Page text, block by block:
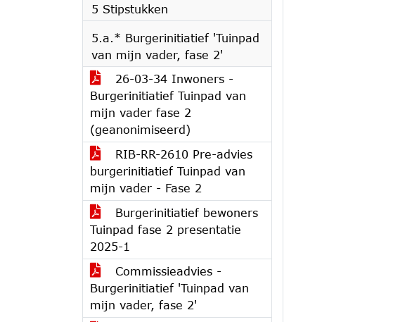
5 Stipstukken
5.a.* Burgerinitiatief 'Tuinpad
van mijn vader, fase 2'
26-03-34 Inwoners -
Burgerinitiatief Tuinpad van
mijn vader fase 2
(geanonimiseerd)
RIB-RR-2610 Pre-advies
burgerinitiatief Tuinpad van
mijn vader - Fase 2
Burgerinitiatief bewoners
Tuinpad fase 2 presentatie
2025-1
Commissieadvies -
Burgerinitiatief 'Tuinpad van
mijn vader, fase 2'